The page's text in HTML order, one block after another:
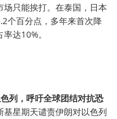
只能挨打。在泰国，日本
个百分点，多年来首次降
达10%。
列，呼吁全球团结对抗恐
基星期天谴责伊朗对以色列